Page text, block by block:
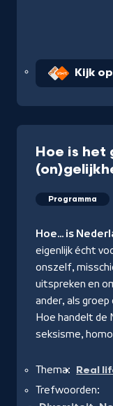
Kijk
Hoe is het
Programma
Hoe... is
eigenlijk écht
onszelf,
uitspreken en
ander, als
Hoe handelt de
seksisme,
Thema: Real
Trefwoorden: